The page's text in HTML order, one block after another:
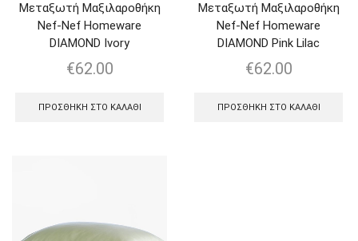
Μεταξωτή Μαξιλαροθήκη
Nef-Nef Homeware
DIAMOND Ivory
€62.00
ΠΡΟΣΘΉΚΗ ΣΤΟ ΚΑΛΆΘΙ
Μεταξωτή Μαξιλαροθήκη
Nef-Nef Homeware
DIAMOND Pink Lilac
€62.00
ΠΡΟΣΘΉΚΗ ΣΤΟ ΚΑΛΆΘΙ